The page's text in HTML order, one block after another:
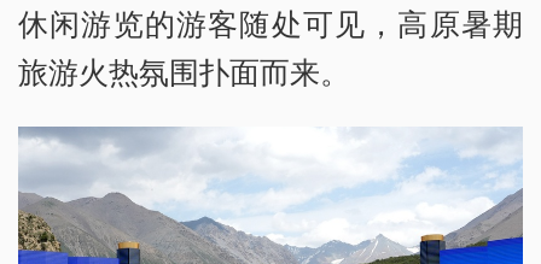
休闲游览的游客随处可见，高原暑期
旅游火热氛围扑面而来。